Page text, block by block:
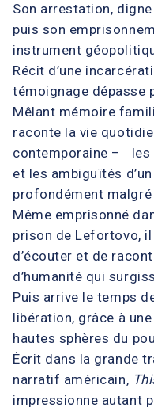
Son arrestation, digne
puis son
instrument
Récit d’une
témoignage dépasse
Mêlant mémoire
raconte la vie
contemporaine – les
et les ambiguïtés
profondément
Même emprisonné
prison de Lefortovo, il
d’écouter et de
d’humanité qui
Puis arrive le temps
libération, grâce à
hautes sphères du
Écrit dans la grande
narratif américain,
impressionne autant